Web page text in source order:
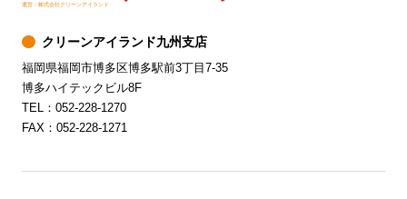
運営：株式会社クリーンアイランド
クリーンアイランド九州支店
福岡県福岡市博多区博多駅前3丁目7-35
博多ハイテックビル8F
TEL：052-228-1270
FAX：052-228-1271